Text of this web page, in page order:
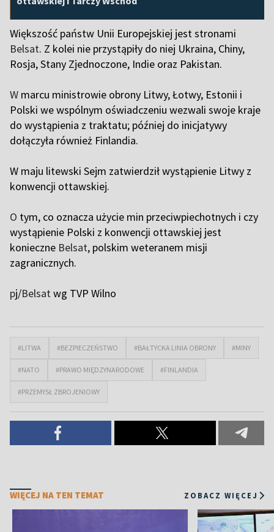
Większość państw Unii Europejskiej jest stronami
Belsat. Z kolei nie przystąpiły do niej Ukraina, Chiny,
Rosja, Stany Zjednoczone, Indie oraz Pakistan.
W marcu ministrowie obrony Litwy, Łotwy, Estonii i
Polski we wspólnym oświadczeniu wezwali swoje kraje
do wystąpienia z traktatu; później do inicjatywy
dołączyła również Finlandia.
W maju litewski Sejm zatwierdził wystąpienie Litwy z
konwencji ottawskiej.
O tym, co oznacza użycie min przeciwpiechotnych i czy
wystąpienie Polski z konwencji ottawskiej jest
konieczne Belsat, polskim weteranem misji
zagranicznych.
pj/Belsatwg TVP Wilno
#LITWA #BEZPIECZEŃSTWO #BAŁTYCKA LINIA OBRONY #MINY
#NATO #PRAWO MIĘDZYNARODOWE #FINLANDIA
#PRZEMYSŁ ZBROJENIOWY
WIĘCEJ NA TEN TEMAT ZOBACZ WIĘCEJ